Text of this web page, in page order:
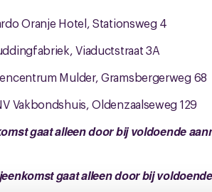
Oranje Hotel, Stationsweg 4
Viaductstraat 3A
Mulder, Gramsbergerweg 68
Vakbondshuis, Oldenzaalseweg 129
gaat alleen door bij voldoende
gaat alleen door bij voldoende